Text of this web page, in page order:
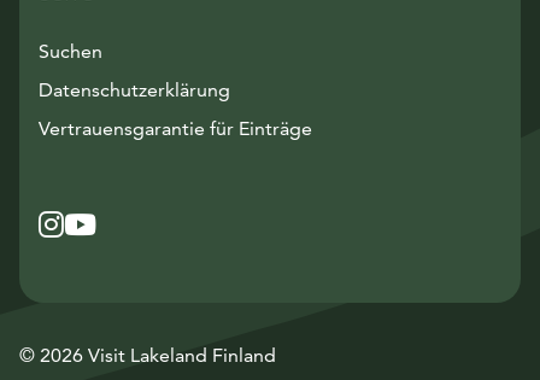
Suchen
Datenschutzerklärung
Vertrauensgarantie für Einträge
Instagram
Avautuu uuteen ikkunaan
YouTube
Avautuu uuteen ikkunaan
© 2026 Visit Lakeland Finland